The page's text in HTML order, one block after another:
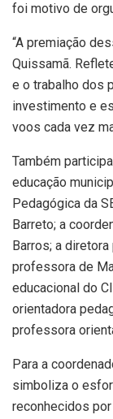
foi motivo de
“A premiação
Quissamã.
e o trabalho dos
investimento e
voos cada vez
Também
educação
Pedagógica da
Barreto; a
Barros; a diretora
professora de
educacional do
orientadora
professora
Para a
simboliza o
reconhecidos